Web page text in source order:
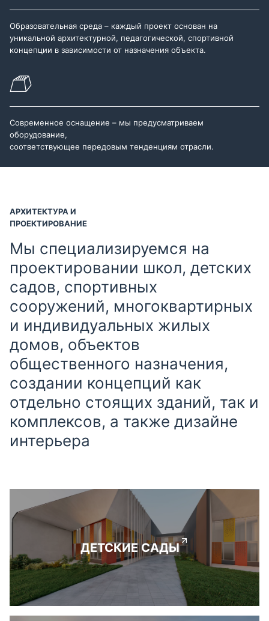
Образовательная среда – каждый проект основан на
уникальной архитектурной, педагогической, спортивной
концепции в зависимости от назначения объекта.
Современное оснащение – мы предусматриваем
оборудование,
соответствующее передовым тенденциям отрасли.
АРХИТЕКТУРА И
ПРОЕКТИРОВАНИЕ
Мы специализируемся на
проектировании школ, детских
садов, спортивных
сооружений, многоквартирных
и индивидуальных жилых
домов, объектов
общественного назначения,
создании концепций как
отдельно стоящих зданий, так и
комплексов, а также дизайне
интерьера
ДЕТСКИЕ САДЫ